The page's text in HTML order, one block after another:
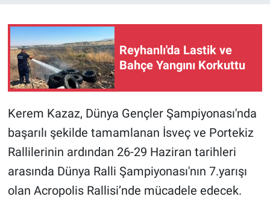
Reyhanlı'da Lastik ve
Bahçe Yangını Korkuttu
Kerem Kazaz, Dünya Gençler Şampiyonası'nda
başarılı şekilde tamamlanan İsveç ve Portekiz
Rallilerinin ardından 26-29 Haziran tarihleri
arasında Dünya Ralli Şampiyonası'nın 7.yarışı
olan Acropolis Rallisi’nde mücadele edecek.